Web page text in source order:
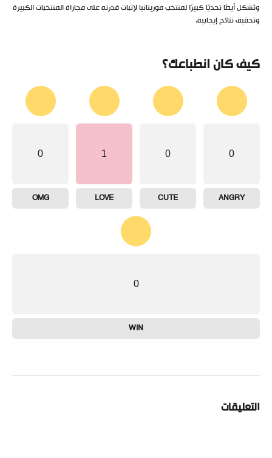
وتُشكل أيضًا تحديًا كبيرًا لمنتخب موريتانيا لإثبات قدرته على مجاراة المنتخبات الكبيرة
وتحقيق نتائج إيجابية.
كيف كان انطباعك؟
0
ANGRY
0
CUTE
1
LOVE
0
OMG
0
WIN
التعليقات